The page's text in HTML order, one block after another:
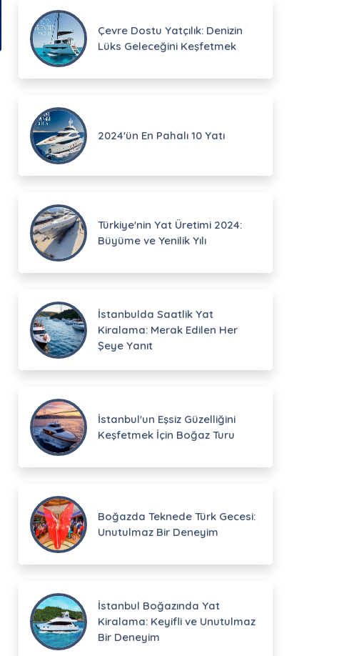
Çevre Dostu Yatçılık: Denizin
Lüks Geleceğini Keşfetmek
2024'ün En Pahalı 10 Yatı
Türkiye'nin Yat Üretimi 2024:
Büyüme ve Yenilik Yılı
İstanbulda Saatlik Yat
Kiralama: Merak Edilen Her
Şeye Yanıt
İstanbul'un Eşsiz Güzelliğini
Keşfetmek İçin Boğaz Turu
Boğazda Teknede Türk Gecesi:
Unutulmaz Bir Deneyim
İstanbul Boğazında Yat
Kiralama: Keyifli ve Unutulmaz
Bir Deneyim